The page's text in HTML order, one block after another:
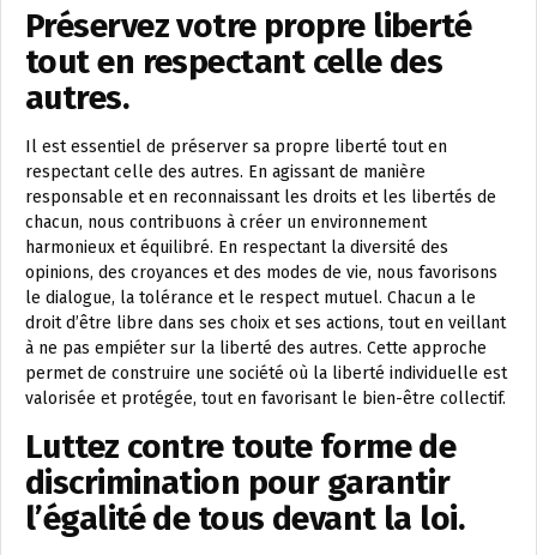
Préservez votre propre liberté
tout en respectant celle des
autres.
Il est essentiel de préserver sa propre liberté tout en
respectant celle des autres. En agissant de manière
responsable et en reconnaissant les droits et les libertés de
chacun, nous contribuons à créer un environnement
harmonieux et équilibré. En respectant la diversité des
opinions, des croyances et des modes de vie, nous favorisons
le dialogue, la tolérance et le respect mutuel. Chacun a le
droit d’être libre dans ses choix et ses actions, tout en veillant
à ne pas empiéter sur la liberté des autres. Cette approche
permet de construire une société où la liberté individuelle est
valorisée et protégée, tout en favorisant le bien-être collectif.
Luttez contre toute forme de
discrimination pour garantir
l’égalité de tous devant la loi.